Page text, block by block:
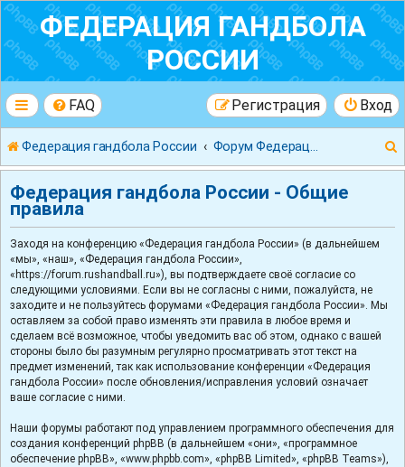
ФЕДЕРАЦИЯ ГАНДБОЛА
РОССИИ
FAQ Вход
Регистрация
Федерация гандбола России
Федерация гандбола России - Общие
правила
Заходя на конференцию «Федерация гандбола России» (в дальнейшем
«мы», «наш», «Федерация гандбола России»,
«https://forum.rushandball.ru»), вы подтверждаете своё согласие со
следующими условиями. Если вы не согласны с ними, пожалуйста, не
заходите и не пользуйтесь форумами «Федерация гандбола России». Мы
оставляем за собой право изменять эти правила в любое время и
сделаем всё возможное, чтобы уведомить вас об этом, однако с вашей
стороны было бы разумным регулярно просматривать этот текст на
предмет изменений, так как использование конференции «Федерация
гандбола России» после обновления/исправления условий означает
ваше согласие с ними.
Наши форумы работают под управлением программного обеспечения для
создания конференций phpBB (в дальнейшем «они», «программное
обеспечение phpBB», «www.phpbb.com», «phpBB Limited», «phpBB Teams»),